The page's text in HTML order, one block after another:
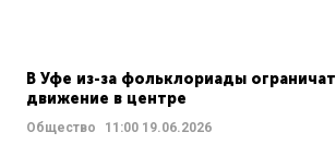
В Уфе из-за фольклориады ограничат
движение в центре
Общество 11:00 19.06.2026